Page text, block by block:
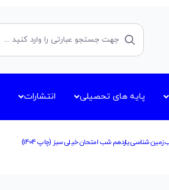
پایه های تحصیلی انتشارات
زمین شناسی یازدهم شب امتحان خیلی سبز (چاپ 1404)